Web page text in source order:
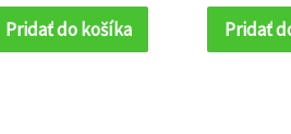
Pridať do košíka Pridať